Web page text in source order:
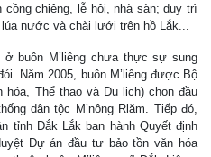
cồng chiêng, lễ hội, nhà sàn; duy trì
nước và chài lưới trên hồ Lắk...
ở buôn M’liêng chưa thực sự sung
Năm 2005, buôn M’liêng được Bộ
hóa, Thể thao và Du lịch) chọn đầu
dân tộc M’nông Rlăm. Tiếp đó,
tỉnh Đắk Lắk ban hành Quyết định
Dự án đầu tư bảo tồn văn hóa